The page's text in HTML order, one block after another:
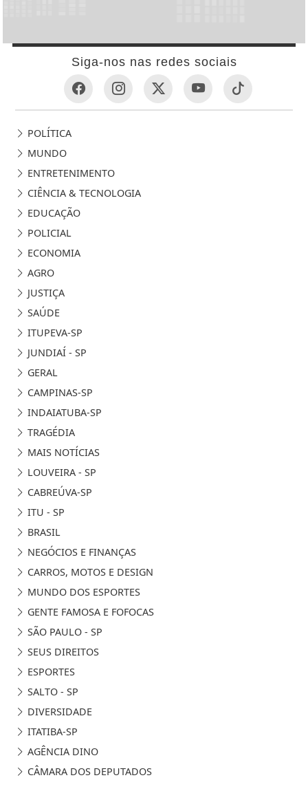
Siga-nos nas redes sociais
POLÍTICA
MUNDO
ENTRETENIMENTO
CIÊNCIA & TECNOLOGIA
EDUCAÇÃO
POLICIAL
ECONOMIA
AGRO
JUSTIÇA
SAÚDE
ITUPEVA-SP
JUNDIAÍ - SP
GERAL
CAMPINAS-SP
INDAIATUBA-SP
TRAGÉDIA
MAIS NOTÍCIAS
LOUVEIRA - SP
CABREÚVA-SP
ITU - SP
BRASIL
NEGÓCIOS E FINANÇAS
CARROS, MOTOS E DESIGN
MUNDO DOS ESPORTES
GENTE FAMOSA E FOFOCAS
SÃO PAULO - SP
SEUS DIREITOS
ESPORTES
SALTO - SP
DIVERSIDADE
ITATIBA-SP
AGÊNCIA DINO
CÂMARA DOS DEPUTADOS